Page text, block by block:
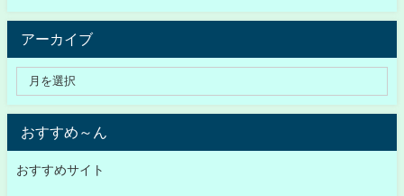
アーカイブ
おすすめ～ん
おすすめサイト